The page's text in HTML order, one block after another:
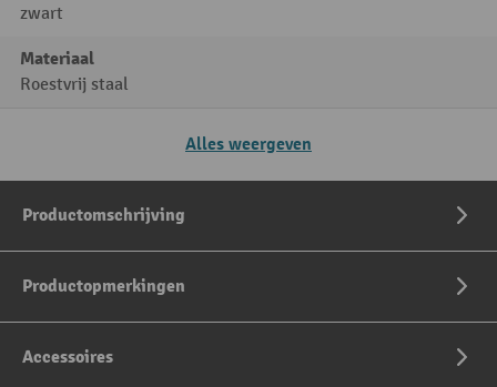
zwart
Materiaal
Roestvrij staal
Alles weergeven
Productomschrijving
Productopmerkingen
Accessoires